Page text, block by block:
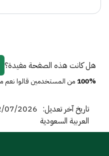
هل كانت هذه الصفحة مفيدة؟
100%من المستخدمين قالوا
تاريخ آخر تعديل: 2026 - 09:31
العربية السعودية